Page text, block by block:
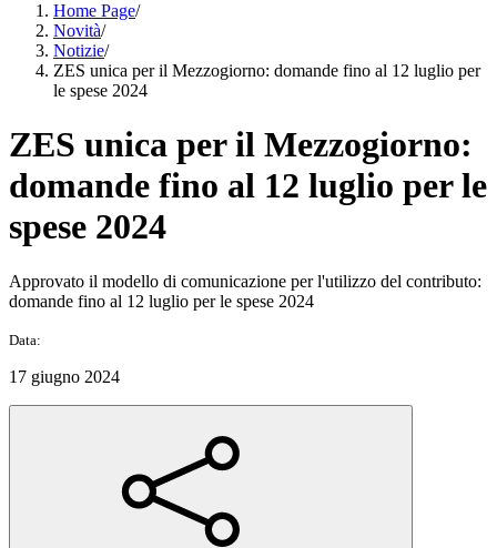
Home Page/
Novità/
Notizie/
ZES unica per il Mezzogiorno: domande fino al 12 luglio per
le spese 2024
ZES unica per il Mezzogiorno:
domande fino al 12 luglio per le
spese 2024
Approvato il modello di comunicazione per l'utilizzo del contributo:
domande fino al 12 luglio per le spese 2024
Data:
17 giugno 2024